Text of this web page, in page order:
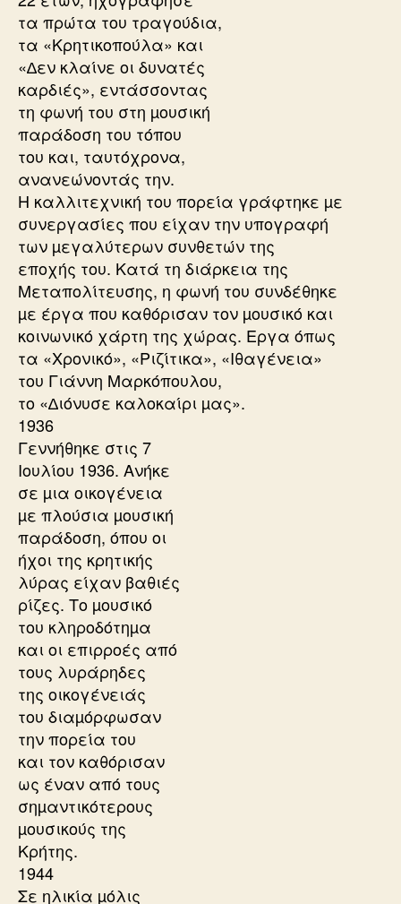
τα πρώτα του τραγούδια,
τα «Κρητικοπούλα» και
«∆εν κλαίνε οι δυνατές
καρδιές», εντάσσοντας
τη φωνή του στη µουσική
παράδοση του τόπου
του και, ταυτόχρονα,
ανανεώνοντάς την.
Η καλλιτεχνική του πορεία γράφτηκε µε
συνεργασίες που είχαν την υπογραφή
των µεγαλύτερων συνθετών της
εποχής του. Κατά τη διάρκεια της
Μεταπολίτευσης, η φωνή του συνδέθηκε
µε έργα που καθόρισαν τον µουσικό και
κοινωνικό χάρτη της χώρας. Εργα όπως
τα «Χρονικό», «Ριζίτικα», «Ιθαγένεια»
του Γιάννη Μαρκόπουλου,
το «∆ιόνυσε καλοκαίρι µας».
1936
Γεννήθηκε στις 7
Ιουλίου 1936. Ανήκε
σε µια οικογένεια
µε πλούσια µουσική
παράδοση, όπου οι
ήχοι της κρητικής
λύρας είχαν βαθιές
ρίζες. Το µουσικό
του κληροδότηµα
και οι επιρροές από
τους λυράρηδες
της οικογένειάς
του διαµόρφωσαν
την πορεία του
και τον καθόρισαν
ως έναν από τους
σηµαντικότερους
µουσικούς της
Κρήτης.
1944
Σε ηλικία µόλις